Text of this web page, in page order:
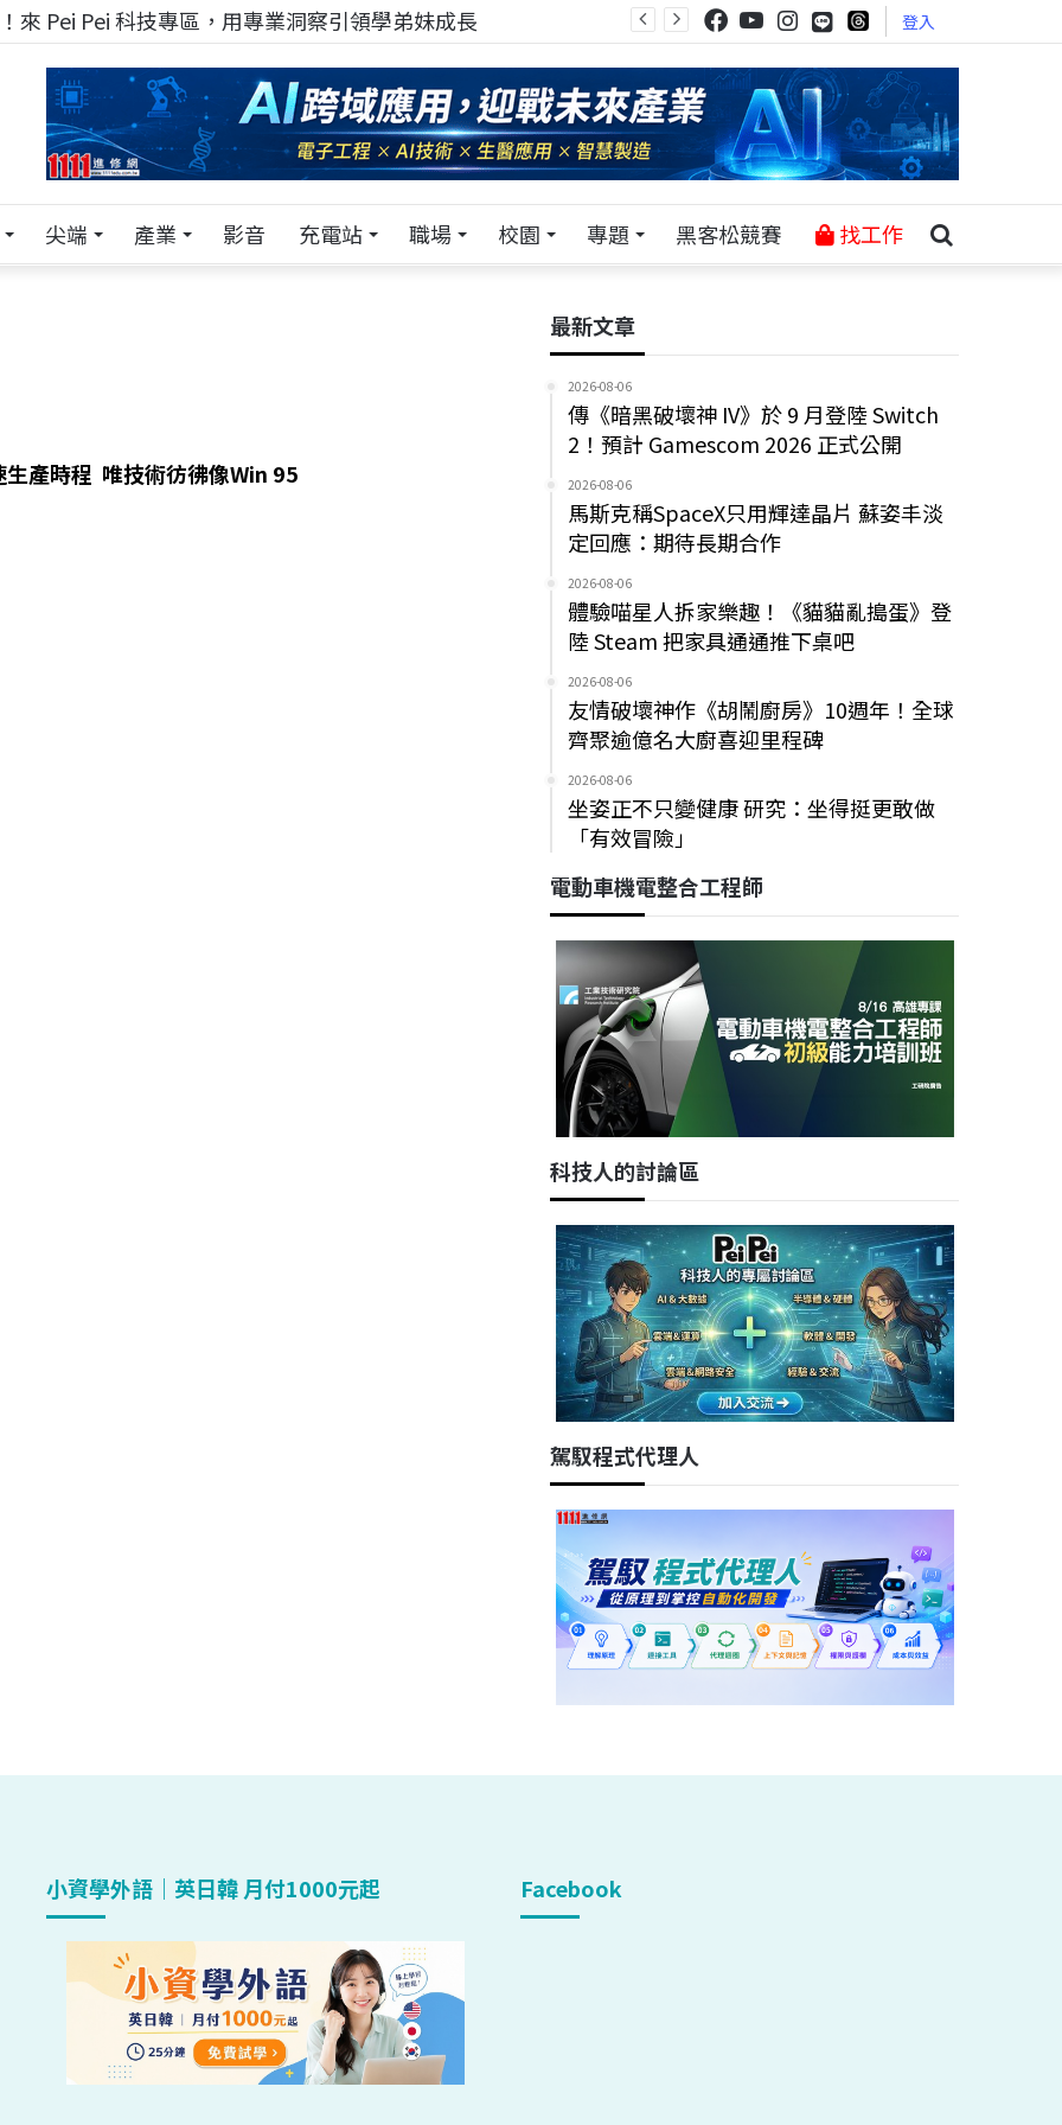
來 Pei Pei 科技專區，用專業洞察引領學弟妹成長 登入
尖端 產業 影音 充電站 職場 校園 專題 黑客松競賽 找工作
生產時程 唯技術彷彿像Win 95
最新文章
2026-08-06
傳《暗黑破壞神 IV》於 9 月登陸 Switch
2！預計 Gamescom 2026 正式公開
2026-08-06
馬斯克稱SpaceX只用輝達晶片 蘇姿丰淡
定回應：期待長期合作
2026-08-06
體驗喵星人拆家樂趣！《貓貓亂搗蛋》登
陸 Steam 把家具通通推下桌吧
2026-08-06
友情破壞神作《胡鬧廚房》10週年！全球
齊聚逾億名大廚喜迎里程碑
2026-08-06
坐姿正不只變健康 研究：坐得挺更敢做
「有效冒險」
電動車機電整合工程師
科技人的討論區
駕馭程式代理人
小資學外語｜英日韓 月付1000元起 Facebook